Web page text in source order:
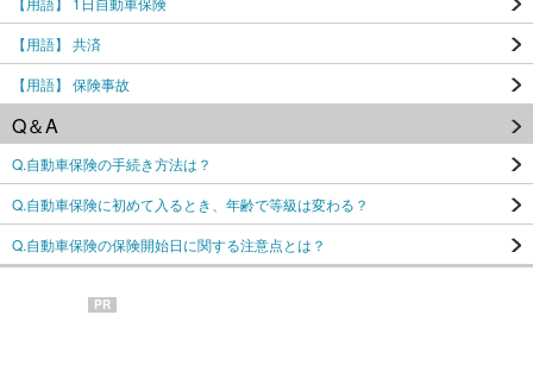
【用語】 共済
【用語】 保険事故
Q＆A
Q.自動車保険の手続き方法は？
Q.自動車保険に初めて入るとき、年齢で等級は変わる？
Q.自動車保険の保険開始日に関する注意点とは？
PR